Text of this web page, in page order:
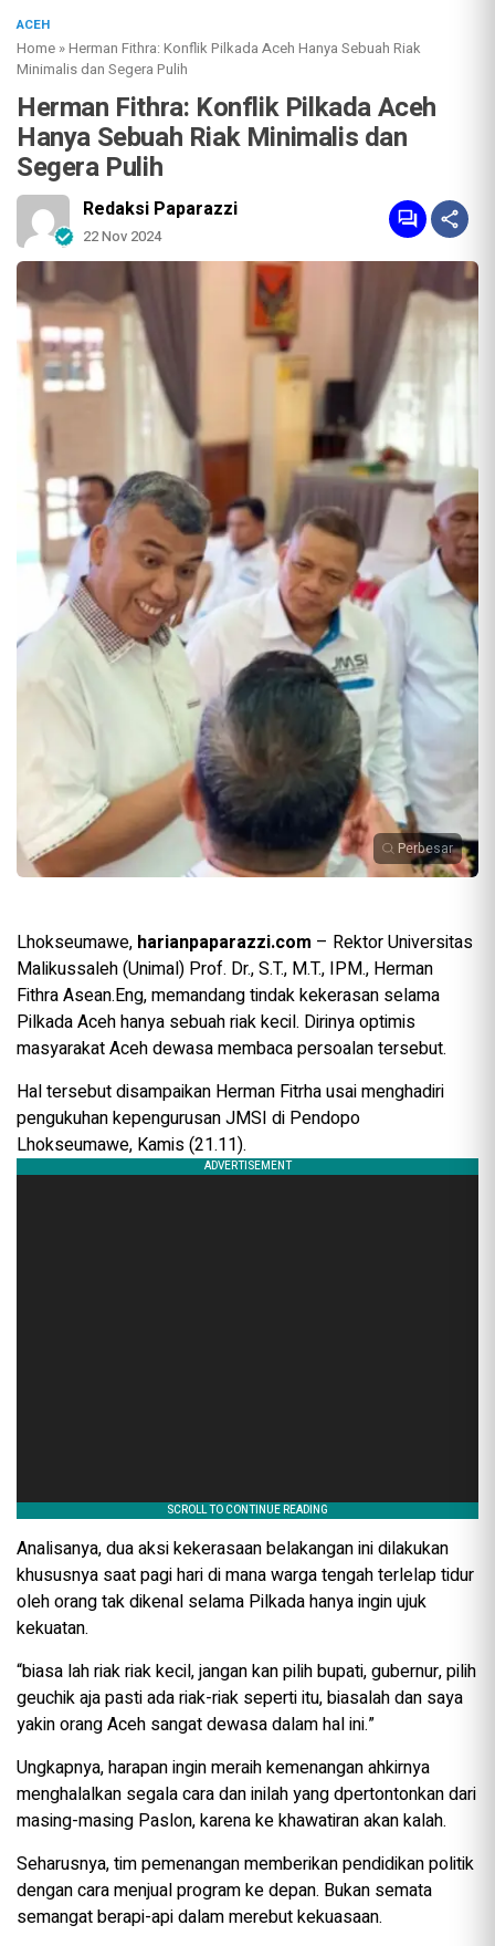
ACEH
Home »Herman Fithra: Konflik Pilkada Aceh Hanya Sebuah Riak
Minimalis dan Segera Pulih
Herman Fithra: Konflik Pilkada Aceh
Hanya Sebuah Riak Minimalis dan
Segera Pulih
Redaksi Paparazzi
22 Nov 2024
Perbesar
Lhokseumawe, harianpaparazzi.com – Rektor Universitas
Malikussaleh (Unimal) Prof. Dr., S.T., M.T., IPM., Herman
Fithra Asean.Eng, memandang tindak kekerasan selama
Pilkada Aceh hanya sebuah riak kecil. Dirinya optimis
masyarakat Aceh dewasa membaca persoalan tersebut.
Hal tersebut disampaikan Herman Fitrha usai menghadiri
pengukuhan kepengurusan JMSI di Pendopo
Lhokseumawe, Kamis (21.11).
Analisanya, dua aksi kekerasaan belakangan ini dilakukan
khususnya saat pagi hari di mana warga tengah terlelap tidur
oleh orang tak dikenal selama Pilkada hanya ingin ujuk
kekuatan.
“biasa lah riak riak kecil, jangan kan pilih bupati, gubernur, pilih
geuchik aja pasti ada riak-riak seperti itu, biasalah dan saya
yakin orang Aceh sangat dewasa dalam hal ini.”
Ungkapnya, harapan ingin meraih kemenangan ahkirnya
menghalalkan segala cara dan inilah yang dpertontonkan dari
masing-masing Paslon, karena ke khawatiran akan kalah.
Seharusnya, tim pemenangan memberikan pendidikan politik
dengan cara menjual program ke depan. Bukan semata
semangat berapi-api dalam merebut kekuasaan.